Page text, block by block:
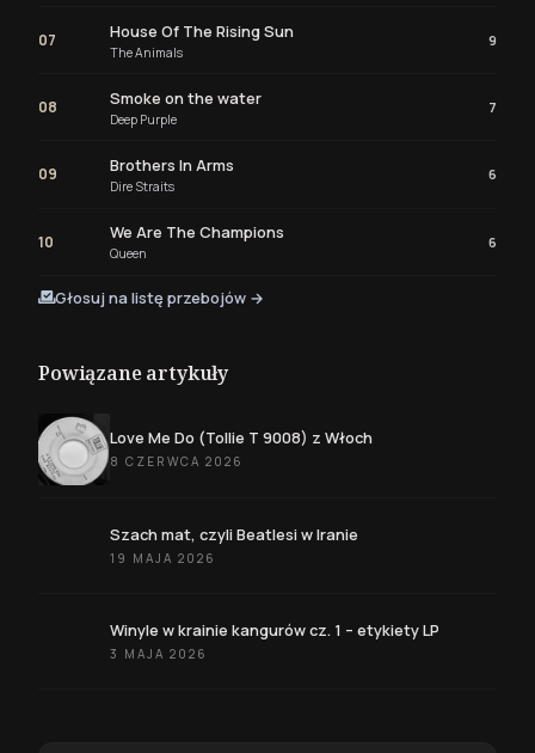
07 House Of The Rising Sun
The Animals
9
08 Smoke on the water
Deep Purple
7
09 Brothers In Arms
Dire Straits
6
10 We Are The Champions
Queen
6
Głosuj na listę przebojów →
Powiązane artykuły
Love Me Do (Tollie T 9008) z Włoch
8 CZERWCA 2026
Szach mat, czyli Beatlesi w Iranie
19 MAJA 2026
Winyle w krainie kangurów cz. 1 – etykiety LP
3 MAJA 2026